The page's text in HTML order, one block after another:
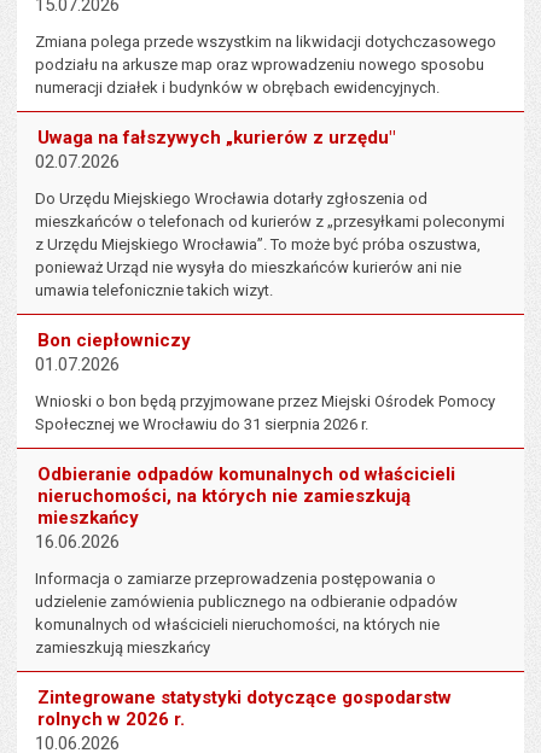
Zmiana polega przede wszystkim na likwidacji dotychczasowego
podziału na arkusze map oraz wprowadzeniu nowego sposobu
numeracji działek i budynków w obrębach ewidencyjnych.
Uwaga na fałszywych „kurierów z urzędu"
02.07.2026
Do Urzędu Miejskiego Wrocławia dotarły zgłoszenia od
mieszkańców o telefonach od kurierów z „przesyłkami poleconymi
z Urzędu Miejskiego Wrocławia”. To może być próba oszustwa,
ponieważ Urząd nie wysyła do mieszkańców kurierów ani nie
umawia telefonicznie takich wizyt.
Bon ciepłowniczy
01.07.2026
Wnioski o bon będą przyjmowane przez Miejski Ośrodek Pomocy
Społecznej we Wrocławiu do 31 sierpnia 2026 r.
Odbieranie odpadów komunalnych od właścicieli
nieruchomości, na których nie zamieszkują
mieszkańcy
16.06.2026
Informacja o zamiarze przeprowadzenia postępowania o
udzielenie zamówienia publicznego na odbieranie odpadów
komunalnych od właścicieli nieruchomości, na których nie
zamieszkują mieszkańcy
Zintegrowane statystyki dotyczące gospodarstw
rolnych w 2026 r.
10.06.2026